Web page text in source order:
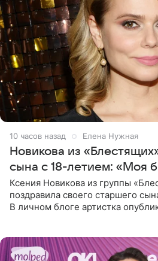
10 часов назад Елена Нужная
Новикова из
сына с 18-летием: «Моя
Ксения Новикова из группы
поздравила своего старшего
В личном блоге артистка